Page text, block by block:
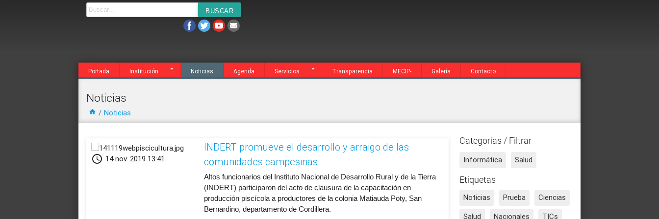
Portada Institución Noticias Agenda Servicios Transparencia MECIP- Galería Contacto
Agenda Servicios Transparencia
Noticias
home / Noticias
schedule 14 nov. 2019 13:41
INDERT promueve el desarrollo y arraigo de las
comunidades campesinas
​Altos funcionarios del Instituto Nacional de Desarrollo Rural y de la Tierra
(INDERT) participaron del acto de clausura de la capacitación en
producción piscícola a productores de la colonia Matiauda Poty, San
Bernardino, departamento de Cordillera.
Categorías / Filtrar
Informática Salud
Etiquetas
Noticias Prueba Ciencias
Salud Nacionales TICs